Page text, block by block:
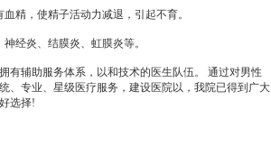
，使精子活动力减退，引起不育。
经炎、结膜炎、虹膜炎等。
辅助服务体系，以和技术的医生队伍。 通过对男性
、专业、星级医疗服务，建设医院以，我院已得到广大
选择!